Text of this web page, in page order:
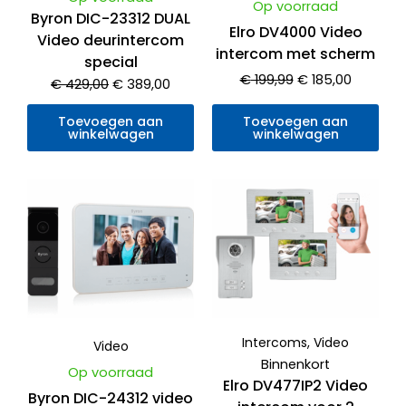
Byron DIC-23312 DUAL
Video deurintercom
special
€429,00 € 389,00
Toevoegen aan
winkelwagen
Op voorraad
Elro DV4000 Video
intercom met scherm
€199,99 €185,00
Toevoegen aan
winkelwagen
Video
Op voorraad
Byron DIC-24312 video
prijs
was:
€ 189,00.
prijs
is:
€ 109,00.
Intercoms, Video
Binnenkort
Elro DV477IP2 Video
Oorspronkelijke
prijs
was:
€ 429,00.
Huidige
prijs
is:
€